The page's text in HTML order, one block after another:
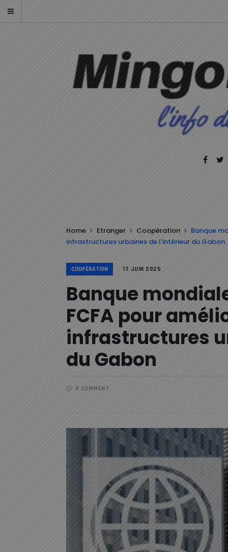
Home Etranger Coopération
Banque
infrastructures urbaines de l’intérieur du Gabon
COOPÉRATION 17 JUIN 2025
Banque
FCFA pour
infrastructures
du Gabon
0 COMMENT